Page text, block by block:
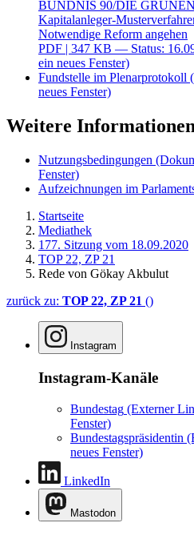
BÜNDNIS 90/DIE GRÜNEN
Kapitalanleger-
Notwendige Reform angehen
PDF | 347 KB — Status:
ein neues Fenster)
Fundstelle im Plenarprotokoll
neues Fenster)
Weitere
Nutzungsbedingungen
Fenster)
Aufzeichnungen im
Startseite
Mediathek
177. Sitzung vom 18.09.2020
TOP 22, ZP 21
Rede von Gökay Akbulut
zurück zu: TOP 22, ZP 21 ()
Instagram
Instagram-Kanäle
Bundestag (Externer
Fenster)
Bundestagspräsidentin
neues Fenster)
LinkedIn
Mastodon